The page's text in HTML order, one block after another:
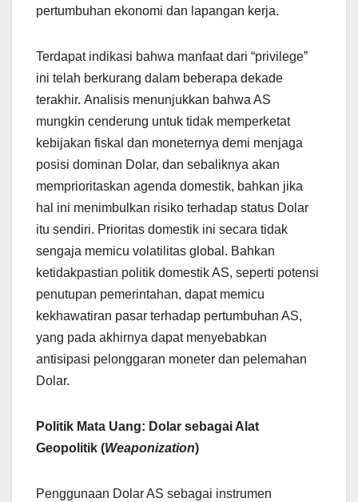
pertumbuhan ekonomi dan lapangan kerja.
Terdapat indikasi bahwa manfaat dari “privilege”
ini telah berkurang dalam beberapa dekade
terakhir. Analisis menunjukkan bahwa AS
mungkin cenderung untuk tidak memperketat
kebijakan fiskal dan moneternya demi menjaga
posisi dominan Dolar, dan sebaliknya akan
memprioritaskan agenda domestik, bahkan jika
hal ini menimbulkan risiko terhadap status Dolar
itu sendiri. Prioritas domestik ini secara tidak
sengaja memicu volatilitas global. Bahkan
ketidakpastian politik domestik AS, seperti potensi
penutupan pemerintahan, dapat memicu
kekhawatiran pasar terhadap pertumbuhan AS,
yang pada akhirnya dapat menyebabkan
antisipasi pelonggaran moneter dan pelemahan
Dolar.
Politik Mata Uang: Dolar sebagai Alat
Geopolitik (Weaponization)
Penggunaan Dolar AS sebagai instrumen